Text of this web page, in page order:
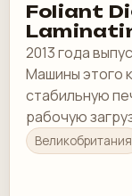
Foliant
2013 года
Машины этого
стабильную
рабочую
Великобритания